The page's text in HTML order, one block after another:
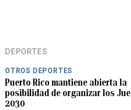
DEPORTES
OTROS DEPORTES
Puerto Rico mantiene abierta la
posibilidad de organizar los
2030